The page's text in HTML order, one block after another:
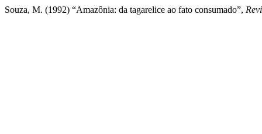
Souza, M. (1992) “Amazônia: da tagarelice ao fato consumado”,